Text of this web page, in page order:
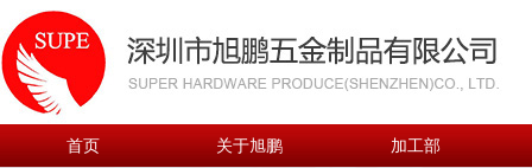
首页 关于旭鹏 加工部